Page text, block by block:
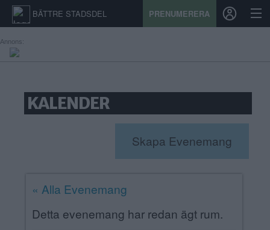
BÄTTRE STADSDEL PRENUMERERA
STADSDEL
KALENDER
Annons:
KALENDER
Skapa Evenemang
« Alla Evenemang
Detta evenemang har redan ägt rum.